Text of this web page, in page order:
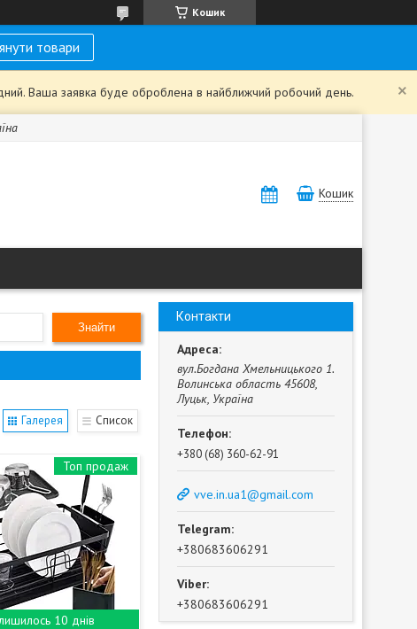
Кошик
товари
Ваша заявка буде оброблена в найближчий робочий день.
Кошик
Знайти
Галерея Список
10 днів
Топ продаж
Контакти
вул.Богдана Хмельницького 1.
Волинська область 45608,
Луцьк, Україна
+380 (68) 360-62-91
vve.in.ua1@gmail.com
+380683606291
+380683606291